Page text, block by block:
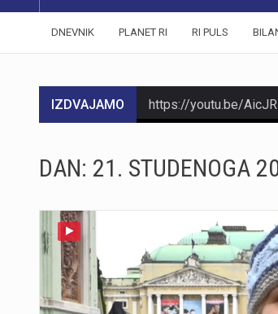
DNEVNIK PLANET RI RI PULS
IZDVAJAMO
https://youtu.be/
DAN: 21. STUDENOGA